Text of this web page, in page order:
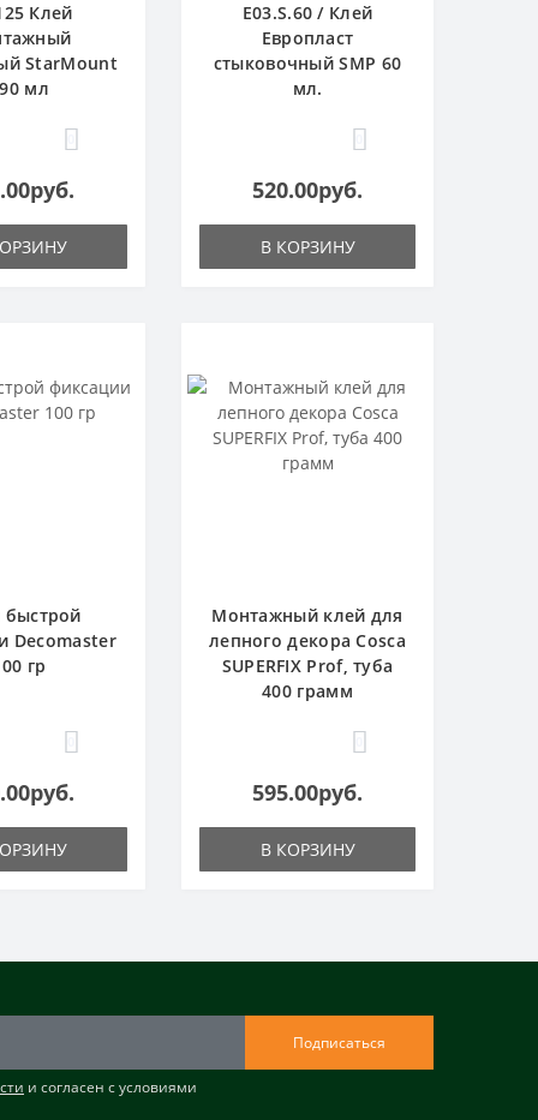
Клей
StarMount
мл
E03.S.60 / Клей
Европласт
стыковочный SMP 60
мл.
520.00руб.
В КОРЗИНУ
быстрой
Decomaster
гр
Монтажный клей для
лепного декора Cosca
SUPERFIX Prof, туба
400 грамм
595.00руб.
В КОРЗИНУ
Подписаться
и согласен с условиями